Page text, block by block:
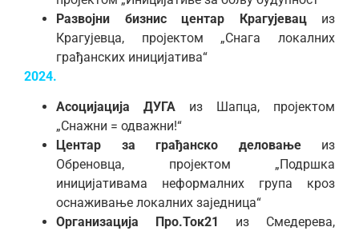
Развојни бизнис центар Крагујевациз
Крагујевца, пројектом „Снага локалних
грађанских иницијатива“
2024.
Асоцијација ДУГА из Шапца, пројектом
„Снажни = одважни!“
Центар за грађанско деловање из
Обреновца, пројектом „Подршка
иницијативама неформалних група кроз
оснаживање локалних заједница“
Организација Про.Ток21 из Смедерева,